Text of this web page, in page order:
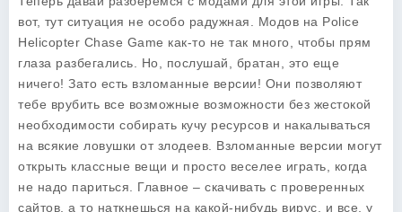
вот, тут ситуация не особо радужная. Модов на Police
Helicopter Chase Game как-то не так много, чтобы прям
глаза разбегались. Но, послушай, братан, это еще
ничего! Зато есть взломанные версии! Они позволяют
тебе врубить все возможные возможности без жестокой
необходимости собирать кучу ресурсов и накалываться
на всякие ловушки от злодеев. Взломанные версии могут
открыть классные вещи и просто веселее играть, когда
не надо париться. Главное – скачивать с проверенных
сайтов, а то наткнешься на какой-нибудь вирус, и все, у